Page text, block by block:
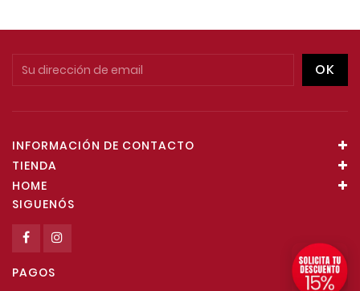
INFORMACIÓN DE CONTACTO
TIENDA
HOME
SIGUENÓS
PAGOS